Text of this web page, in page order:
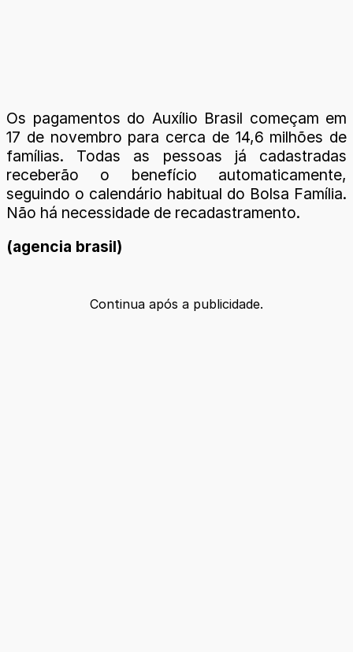
Os pagamentos do Auxílio Brasil começam em
17 de novembro para cerca de 14,6 milhões de
famílias. Todas as pessoas já cadastradas
receberão o benefício automaticamente,
seguindo o calendário habitual do Bolsa Família.
Não há necessidade de recadastramento.
(agencia brasil)
Continua após a publicidade.